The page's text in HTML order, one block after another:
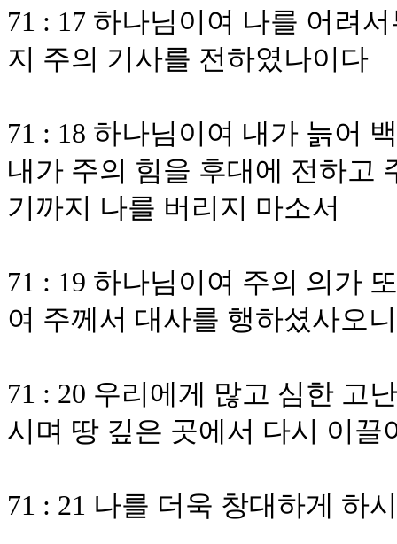
71 : 17 하나님이여 나를 어려
지 주의 기사를 전하였나이다
71 : 18 하나님이여 내가 늙어
내가 주의 힘을 후대에 전하고
기까지 나를 버리지 마소서
71 : 19 하나님이여 주의 의가
여 주께서 대사를 행하셨사오
71 : 20 우리에게 많고 심한 고
시며 땅 깊은 곳에서 다시 이끌
71 : 21 나를 더욱 창대하게 하